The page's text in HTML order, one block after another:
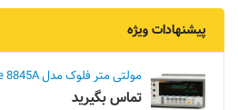
پیشنهادات ویژه
مولتی متر فلوک مدل Fluke 8845A و Fluke 8846A
تماس بگیرید